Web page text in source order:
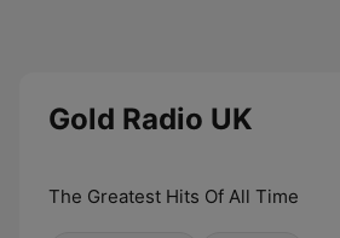
Gold Radio UK
The Greatest Hits Of All Time